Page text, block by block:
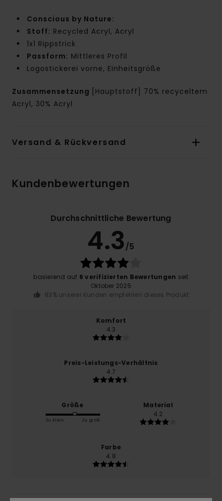
Conscious by Nature:
Stoff: Recycled Acryl, Acryl
1x1 Rippstrick
Passform: Mittleres Profil
Logostickerei vorne, Einheitsgröße
Zusammensetzung [Hauptstoff] 70% recyceltem
Acryl, 30% Acryl
Versand & Rückversand
Kundenbewertungen
Durchschnittliche Bewertung
4.3/5
basierend auf 6 verifizierten Bewertungen seit
Oktober 2025
83% unserer Kunden empfehlen dieses Produkt
Komfort
4.3
Preis-Leistungs-Verhältnis
4.7
Größe
Zu klein Zu groß
Material
4.2
Farbe
4.8